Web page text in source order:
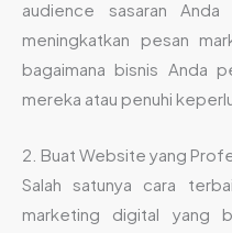
audience sasaran
meningkatkan pesan
bagaimana bisnis Anda
mereka atau penuhi
2. Buat Website yang
Salah satunya cara
marketing digital yang